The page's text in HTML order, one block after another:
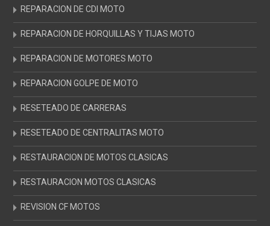
REPARACION DE CDI MOTO
REPARACION DE HORQUILLAS Y TIJAS MOTO
REPARACION DE MOTORES MOTO
REPARACION GOLPE DE MOTO
RESETEADO DE CARRERAS
RESETEADO DE CENTRALITAS MOTO
RESTAURACION DE MOTOS CLASICAS
RESTAURACION MOTOS CLASICAS
REVISION CF MOTOS